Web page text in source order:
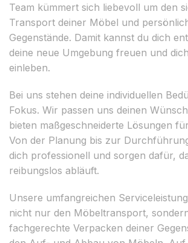
Team kümmert sich liebevoll um den
Transport deiner Möbel und
Gegenstände. Damit kannst du dich
deine neue Umgebung freuen und
einleben.
Bei uns stehen deine individuellen
Fokus. Wir passen uns deinen
bieten maßgeschneiderte Lösungen
Von der Planung bis zur
dich professionell und sorgen dafür,
reibungslos abläuft.
Unsere umfangreichen
nicht nur den Möbeltransport,
fachgerechte Verpacken deiner